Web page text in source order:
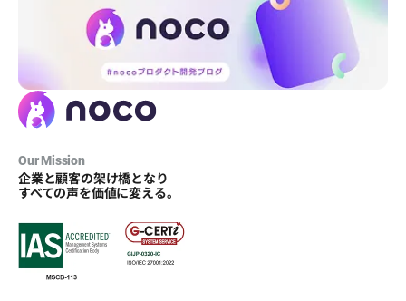
Our Mission
企業と顧客の架け橋となり
すべての声を価値に変える。